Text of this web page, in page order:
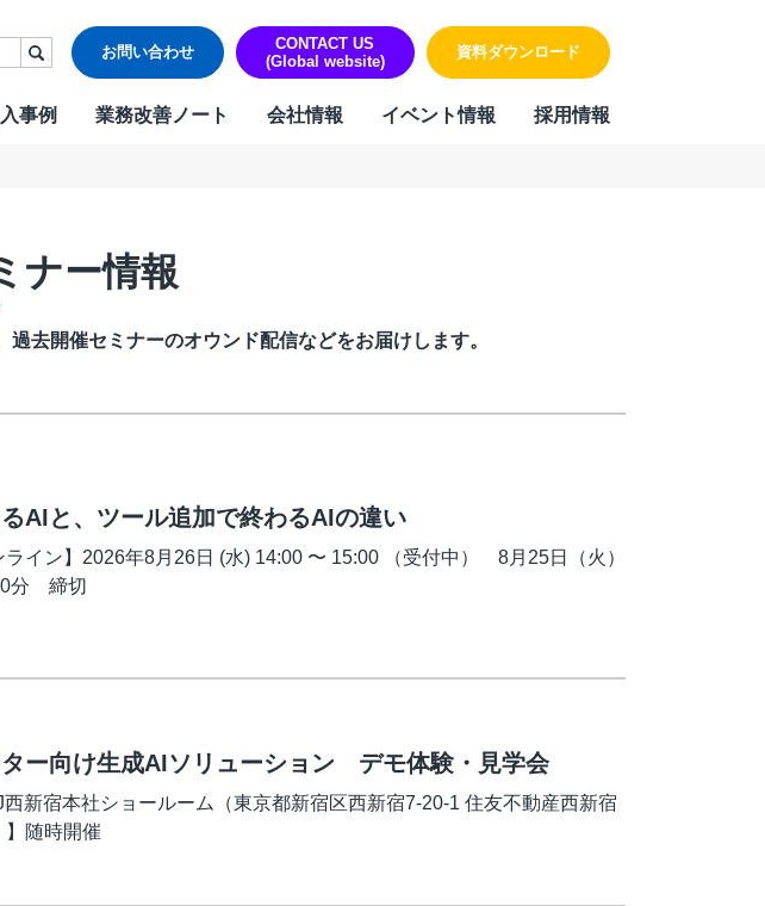
お問い合わせ
CONTACT US
(Global website)
資料ダウンロード
事例 業務改善ノート 会社情報 イベント情報 採用情報
ートサービス
ター
採用代行（RPO）
社内ヘルプデスク
応対方針 カスタマーハラスメントに対する方針
ナー情報
去開催セミナーのオウンド配信などをお届けします。
AIと、ツール追加で終わるAIの違い
ライン】2026年8月26日 (水) 14:00 〜 15:00 （受付中） 8月25日（火）
分 締切
ー向け生成AIソリューション デモ体験・見学会
西新宿本社ショールーム（東京都新宿区西新宿7-20-1 住友不動産西新宿
】随時開催